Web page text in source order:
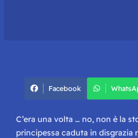
Facebook
C’era una volta … no, non è la
principessa caduta in disgrazia